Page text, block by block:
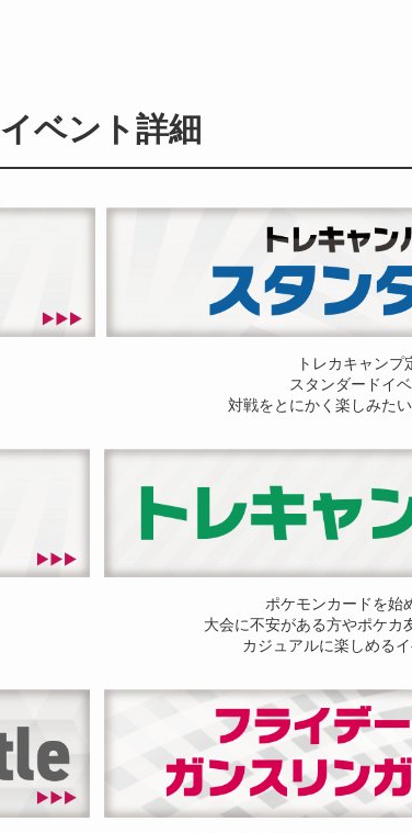
イベント詳細
トレカキャンプ
スタンダードイベ
対戦をとにかく楽しみた
ポケモンカードを始
大会に不安がある方やポケカ
カジュアルに楽しめるイ